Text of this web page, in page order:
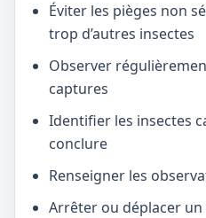
Éviter les pièges non
trop d’autres insectes
Observer
captures
Identifier les insectes
conclure
Renseigner les
Arrêter ou déplacer un